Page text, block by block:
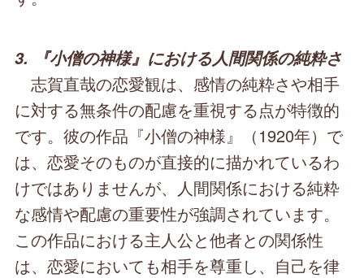
3. 『小僧の神様』における人間関係の純粋さ
志賀直哉の恋愛観は、感情の純粋さや相手
に対する無条件の配慮を重視する点が特徴的
です。彼の作品『小僧の神様』（1920年）で
は、恋愛そのものが直接的に描かれているわ
けではありませんが、人間関係における純粋
な感情や配慮の重要性が強調されています。
この作品における主人公と他者との関係性
は、恋愛においても相手を尊重し、自己を律